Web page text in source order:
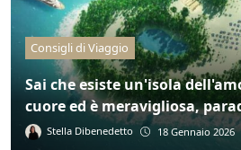
Consigli di Viaggio
Sai che esiste un'isola
cuore ed è meravigliosa,
Stella Dibenedetto 18 Gennaio 2026